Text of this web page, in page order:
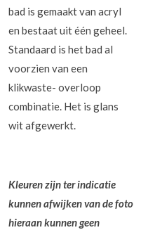
bad is gemaakt van acryl
en bestaat uit één geheel.
Standaard is het bad al
voorzien van een
klikwaste- overloop
combinatie. Het is glans
wit afgewerkt.
Kleuren zijn ter indicatie
kunnen afwijken van de foto
hieraan kunnen geen